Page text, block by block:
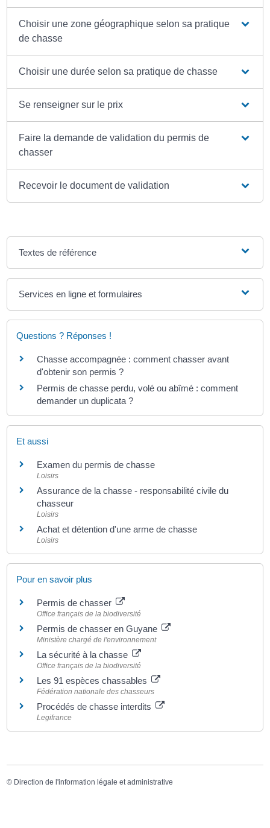
Choisir une zone géographique selon sa pratique
de chasse
Choisir une durée selon sa pratique de chasse
Se renseigner sur le prix
Faire la demande de validation du permis de
chasser
Recevoir le document de validation
Textes de référence
Services en ligne et formulaires
Questions ? Réponses !
Chasse accompagnée : comment chasser avant
d'obtenir son permis ?
Permis de chasse perdu, volé ou abîmé : comment
demander un duplicata ?
Et aussi
Examen du permis de chasse
Loisirs
Assurance de la chasse - responsabilité civile du
chasseur
Loisirs
Achat et détention d'une arme de chasse
Loisirs
Pour en savoir plus
Permis de chasser
Office français de la biodiversité
Permis de chasser en Guyane
Ministère chargé de l'environnement
La sécurité à la chasse
Office français de la biodiversité
Les 91 espèces chassables
Fédération nationale des chasseurs
Procédés de chasse interdits
Legifrance
© Direction de l'information légale et administrative